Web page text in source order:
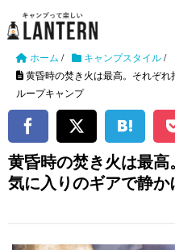
ホーム / キャンプスタイル/
黄昏時の焚き火は最高。それぞ
ループキャンプ
黄昏時の焚き火は最
気に入りのギアで静